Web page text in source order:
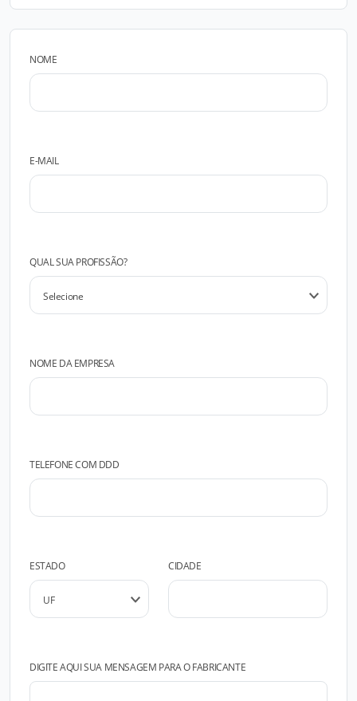
NOME
E-MAIL
QUAL SUA PROFISSÃO?
NOME DA EMPRESA
TELEFONE COM DDD
ESTADO CIDADE
DIGITE AQUI SUA MENSAGEM PARA O FABRICANTE